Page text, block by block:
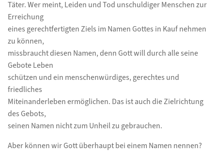
Täter. Wer meint, Leiden und Tod unschuldiger Menschen zur
Erreichung
eines gerechtfertigten Ziels im Namen Gottes in Kauf nehmen
zu können,
missbraucht diesen Namen, denn Gott will durch alle seine
Gebote Leben
schützen und ein menschenwürdiges, gerechtes und
friedliches
Miteinanderleben ermöglichen. Das ist auch die Zielrichtung
des Gebots,
seinen Namen nicht zum Unheil zu gebrauchen.
Aber können wir Gott überhaupt bei einem Namen nennen?